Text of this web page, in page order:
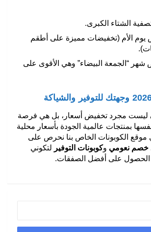
الشتاء الكبرى.
الأم (تخفيضات مميزة على أطقم
“الجمعة البيضاء” وهي الأقوى على
ليست مجرد تخفيض أسعار، بل هي فرصة
بمنتجات عالمية الجودة بأسعار محلية
الكوبونات الخاص بنا نحرص على
خصم نعومي وكوبونات التوفير لتكوني
الحصول على أفضل الصفقات.